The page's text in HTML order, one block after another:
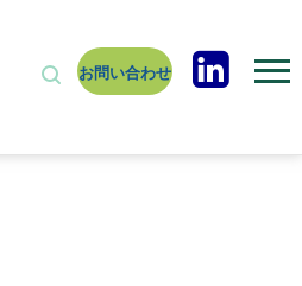
お問い合わせ